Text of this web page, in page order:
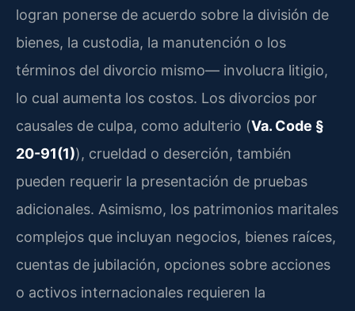
logran ponerse de acuerdo sobre la división de
bienes, la custodia, la manutención o los
términos del divorcio mismo— involucra litigio,
lo cual aumenta los costos. Los divorcios por
causales de culpa, como adulterio (Va. Code §
20-91(1)), crueldad o deserción, también
pueden requerir la presentación de pruebas
adicionales. Asimismo, los patrimonios maritales
complejos que incluyan negocios, bienes raíces,
cuentas de jubilación, opciones sobre acciones
o activos internacionales requieren la